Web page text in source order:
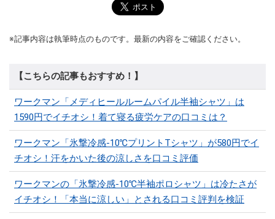
※記事内容は執筆時点のものです。最新の内容をご確認ください。
【こちらの記事もおすすめ！】
ワークマン「メディヒールルームパイル半袖シャツ」は
1590円でイチオシ！着て寝る疲労ケアの口コミは？
ワークマン「氷撃冷感-10℃プリントTシャツ」が580円でイ
チオシ！汗をかいた後の涼しさを口コミ評価
ワークマンの「氷撃冷感-10℃半袖ポロシャツ」は冷たさが
イチオシ！「本当に涼しい」とされる口コミ評判を検証